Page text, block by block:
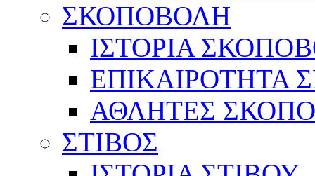
ΣΚΟΠΟΒΟΛΗ
ΙΣΤΟΡΙΑ
ΕΠΙΚΑΙΡΟΤΗΤΑ
ΑΘΛΗΤΕΣ
ΣΤΙΒΟΣ